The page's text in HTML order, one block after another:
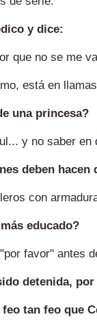
y dice:
que no se me
está en
una princesa?
y no saber en
deben hacen
con
educado?
favor" antes
detenida,
tan feo que